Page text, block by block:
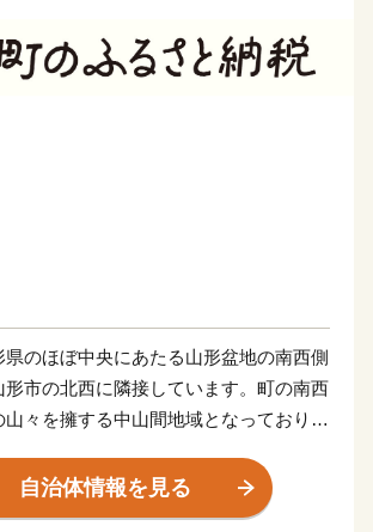
県のほぼ中央にあたる⼭形盆地の南⻄側
形市の北⻄に隣接しています。町の南⻄
々を擁する中⼭間地域となっており、
りだしています。町の北東部は市街地を
流れる須川に向かってなだらかな東傾斜
自治体情報を見る